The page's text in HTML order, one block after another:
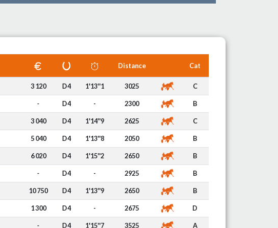
Distance Cat
3 120 D4 1'13''1 3025 C
- D4 - 2300 B
3 040 D4 1'14''9 2625 C
5 040 D4 1'13''8 2050 B
6 020 D4 1'15''2 2650 B
- D4 - 2925 B
10 750 D4 1'13''9 2650 B
1 300 D4 - 2675 D
- D4 1'15''7 3525 A